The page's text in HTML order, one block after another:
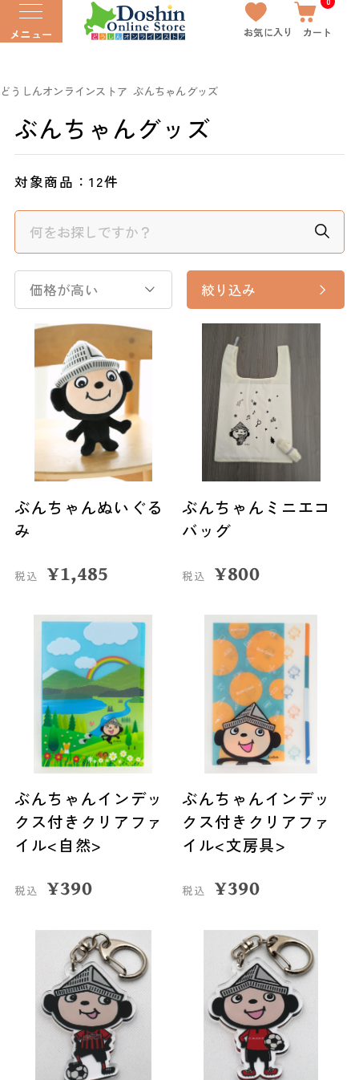
メニュー お気に入り カート
どうしんオンラインストア ぶんちゃんグッズ
ぶんちゃんグッズ
対象商品：12件
価格が高い 絞り込み
ぶんちゃんぬいぐる
み
税込 ¥1,485
ぶんちゃんミニエコ
バッグ
税込 ¥800
ぶんちゃんインデッ
クス付きクリアファ
イル<自然>
税込 ¥390
ぶんちゃんインデッ
クス付きクリアファ
イル<文房具>
税込 ¥390